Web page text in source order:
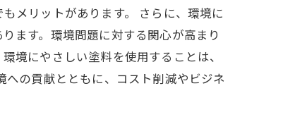
メリットがあります。 さらに、環境に
ます。環境問題に対する関心が高まり
境にやさしい塗料を使用することは、
の貢献とともに、コスト削減やビジネ